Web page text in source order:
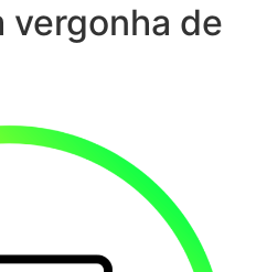
vergonha de